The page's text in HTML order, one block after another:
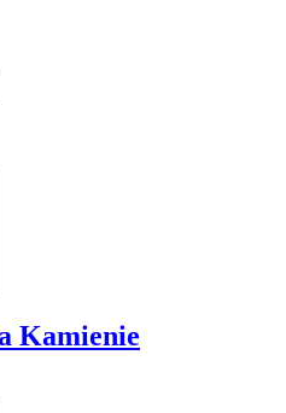
Kamienie